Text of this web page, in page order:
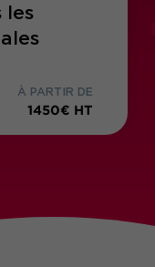
les
À PARTIR DE
1450€ HT